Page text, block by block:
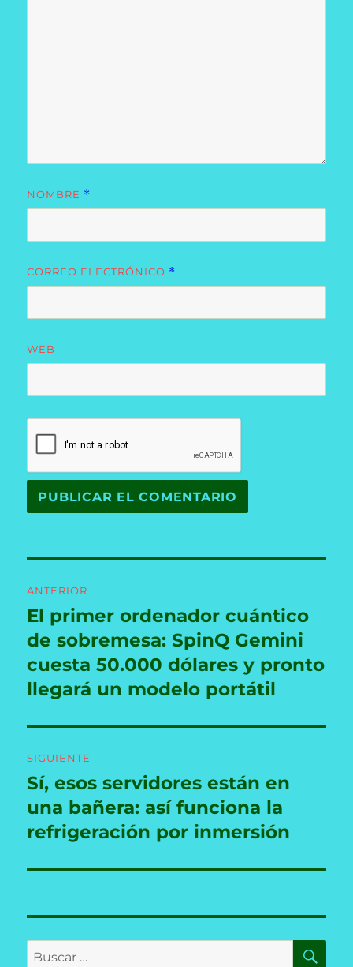
NOMBRE *
CORREO ELECTRÓNICO *
WEB
de
entradas
ANTERIOR
Entrada
anterior:
El primer ordenador cuántico
de sobremesa: SpinQ Gemini
cuesta 50.000 dólares y pronto
llegará un modelo portátil
SIGUIENTE
Entrada
siguiente:
Sí, esos servidores están en
una bañera: así funciona la
refrigeración por inmersión
Buscar